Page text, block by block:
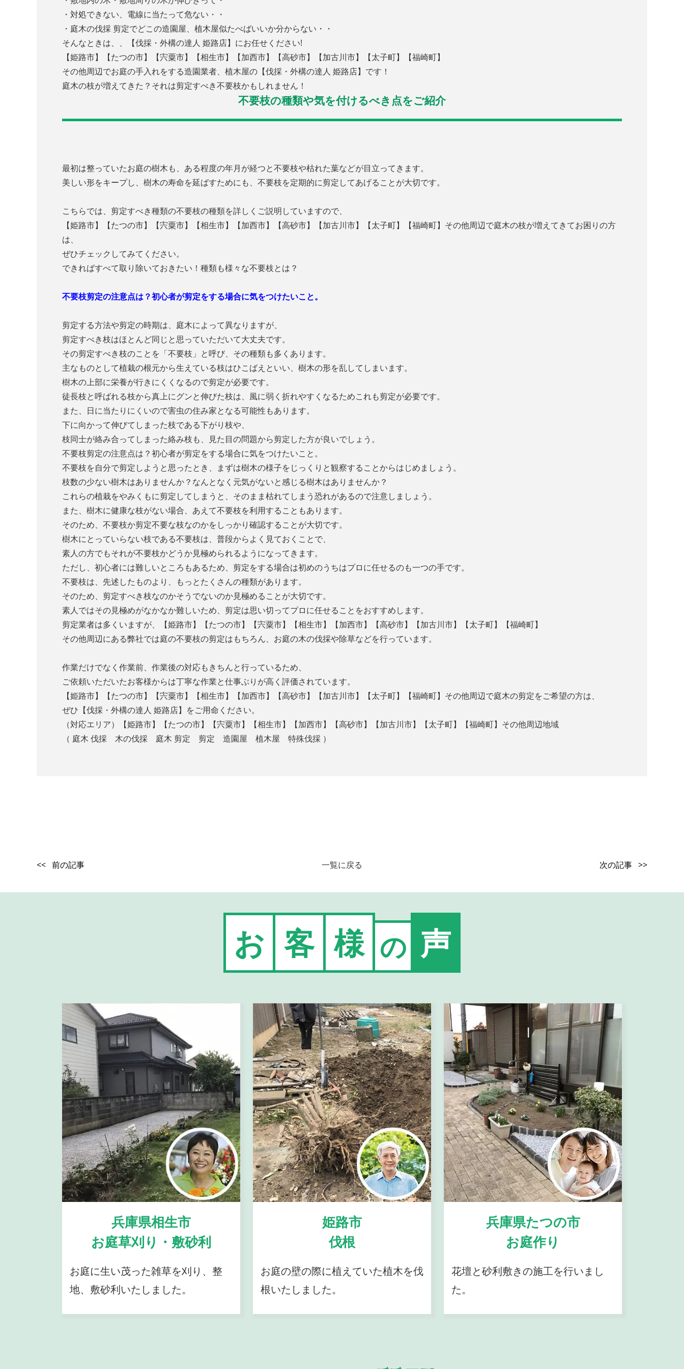
・対処できない、電線に当たって危ない・・
・庭木の伐採 剪定でどこの造園屋、植木屋似たべばいいか分からない・・
そんなときは、、【伐採・外構の達人 姫路店】にお任せください!
【姫路市】【たつの市】【宍粟市】【相生市】【加西市】【高砂市】【加古川市】【太子町】【福崎町】
その他周辺でお庭の手入れをする造園業者、植木屋の【伐採・外構の達人 姫路店】です！
庭木の枝が増えてきた？それは剪定すべき不要枝かもしれません！
不要枝の種類や気を付けるべき点をご紹介
最初は整っていたお庭の樹木も、ある程度の年月が経つと不要枝や枯れた葉などが目立ってきます。
美しい形をキープし、樹木の寿命を延ばすためにも、不要枝を定期的に剪定してあげることが大切です。
こちらでは、剪定すべき種類の不要枝の種類を詳しくご説明していますので、
【姫路市】【たつの市】【宍粟市】【相生市】【加西市】【高砂市】【加古川市】【太子町】【福崎町】その他周辺で庭木の枝が増えてきてお困りの方
は、
ぜひチェックしてみてください。
できればすべて取り除いておきたい！種類も様々な不要枝とは？
不要枝剪定の注意点は？初心者が剪定をする場合に気をつけたいこと。
剪定する方法や剪定の時期は、庭木によって異なりますが、
剪定すべき枝はほとんど同じと思っていただいて大丈夫です。
その剪定すべき枝のことを「不要枝」と呼び、その種類も多くあります。
主なものとして植栽の根元から生えている枝はひこばえといい、樹木の形を乱してしまいます。
樹木の上部に栄養が行きにくくなるので剪定が必要です。
徒長枝と呼ばれる枝から真上にグンと伸びた枝は、風に弱く折れやすくなるためこれも剪定が必要です。
また、日に当たりにくいので害虫の住み家となる可能性もあります。
下に向かって伸びてしまった枝である下がり枝や、
枝同士が絡み合ってしまった絡み枝も、見た目の問題から剪定した方が良いでしょう。
不要枝剪定の注意点は？初心者が剪定をする場合に気をつけたいこと。
不要枝を自分で剪定しようと思ったとき、まずは樹木の様子をじっくりと観察することからはじめましょう。
枝数の少ない樹木はありませんか？なんとなく元気がないと感じる樹木はありませんか？
これらの植栽をやみくもに剪定してしまうと、そのまま枯れてしまう恐れがあるので注意しましょう。
また、樹木に健康な枝がない場合、あえて不要枝を利用することもあります。
そのため、不要枝か剪定不要な枝なのかをしっかり確認することが大切です。
樹木にとっていらない枝である不要枝は、普段からよく見ておくことで、
素人の方でもそれが不要枝かどうか見極められるようになってきます。
ただし、初心者には難しいところもあるため、剪定をする場合は初めのうちはプロに任せるのも一つの手です。
不要枝は、先述したものより、もっとたくさんの種類があります。
そのため、剪定すべき枝なのかそうでないのか見極めることが大切です。
素人ではその見極めがなかなか難しいため、剪定は思い切ってプロに任せることをおすすめします。
剪定業者は多くいますが、【姫路市】【たつの市】【宍粟市】【相生市】【加西市】【高砂市】【加古川市】【太子町】【福崎町】
その他周辺にある弊社では庭の不要枝の剪定はもちろん、お庭の木の伐採や除草などを行っています。
作業だけでなく作業前、作業後の対応もきちんと行っているため、
ご依頼いただいたお客様からは丁寧な作業と仕事ぶりが高く評価されています。
【姫路市】【たつの市】【宍粟市】【相生市】【加西市】【高砂市】【加古川市】【太子町】【福崎町】その他周辺で庭木の剪定をご希望の方は、
ぜひ【伐採・外構の達人 姫路店】をご用命ください。
（対応エリア）【姫路市】【たつの市】【宍粟市】【相生市】【加西市】【高砂市】【加古川市】【太子町】【福崎町】その他周辺地域
（ 庭木 伐採 木の伐採 庭木 剪定 剪定 造園屋 植木屋 特殊伐採 ）
<< 前の記事 一覧に戻る 次の記事 >>
お 客 様 の 声
兵庫県相生市
お庭草刈り・敷砂利
お庭に生い茂った雑草を刈り、整
地、敷砂利いたしました。
姫路市
伐根
お庭の壁の際に植えていた植木を伐
根いたしました。
兵庫県たつの市
お庭作り
花壇と砂利敷きの施工を行いまし
た。